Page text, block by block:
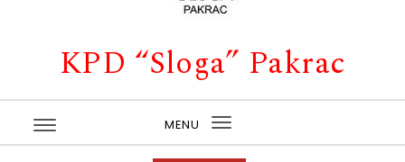
KPD “Sloga” Pakrac
MENU
Toggle